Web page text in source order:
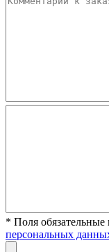
* Поля обязательные
персональных